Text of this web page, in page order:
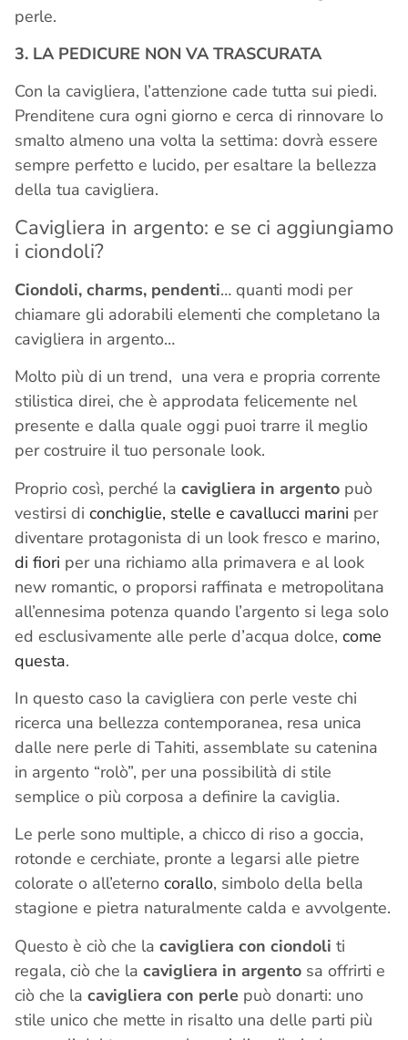
perle.
3. LA PEDICURE NON VA TRASCURATA
Con la cavigliera, l’attenzione cade tutta sui piedi.
Prenditene cura ogni giorno e cerca di rinnovare lo
smalto almeno una volta la settima: dovrà essere
sempre perfetto e lucido, per esaltare la bellezza
della tua cavigliera.
Cavigliera in argento: e se ci aggiungiamo
i ciondoli?
Ciondoli, charms, pendenti… quanti modi per
chiamare gli adorabili elementi che completano la
cavigliera in argento…
Molto più di un trend, una vera e propria corrente
stilistica direi, che è approdata felicemente nel
presente e dalla quale oggi puoi trarre il meglio
per costruire il tuo personale look.
Proprio così, perché la cavigliera in argento può
vestirsi di conchiglie, stelle e cavallucci marini per
diventare protagonista di un look fresco e marino,
di fiori per una richiamo alla primavera e al look
new romantic, o proporsi raffinata e metropolitana
all’ennesima potenza quando l’argento si lega solo
ed esclusivamente alle perle d’acqua dolce, come
questa.
In questo caso la cavigliera con perle veste chi
ricerca una bellezza contemporanea, resa unica
dalle nere perle di Tahiti, assemblate su catenina
in argento “rolò”, per una possibilità di stile
semplice o più corposa a definire la caviglia.
Le perle sono multiple, a chicco di riso a goccia,
rotonde e cerchiate, pronte a legarsi alle pietre
colorate o all’eterno corallo, simbolo della bella
stagione e pietra naturalmente calda e avvolgente.
Questo è ciò che la cavigliera con ciondoli ti
regala, ciò che la cavigliera in argento sa offrirti e
ciò che la cavigliera con perle può donarti: uno
stile unico che mette in risalto una delle parti più